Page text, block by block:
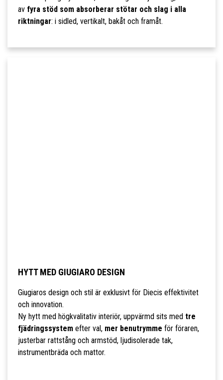
av fyra stöd som absorberar stötar och slag i alla
riktningar: i sidled, vertikalt, bakåt och framåt.
HYTT MED GIUGIARO DESIGN
Giugiaros design och stil är exklusivt för Diecis effektivitet
och innovation.
Ny hytt med högkvalitativ interiör, uppvärmd sits med tre
fjädringssystemefter val, mer benutrymme för föraren,
justerbar rattstång och armstöd, ljudisolerade tak,
instrumentbräda och mattor.